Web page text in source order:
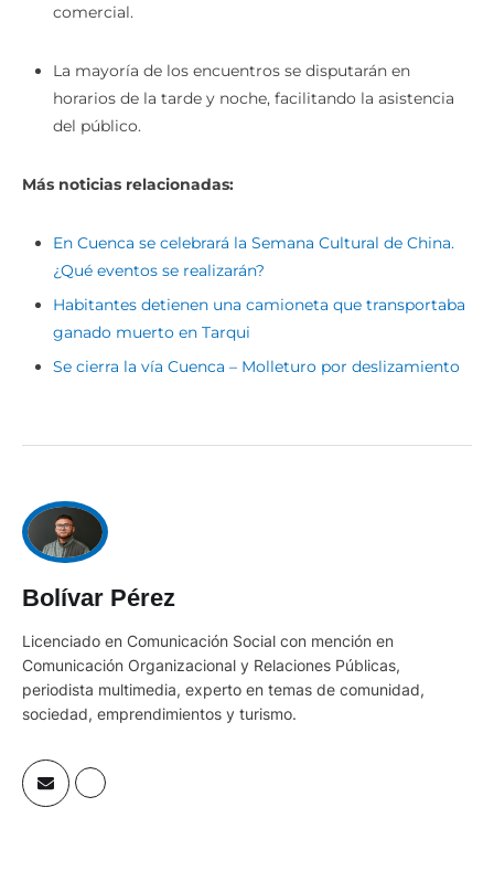
comercial.
La mayoría de los encuentros se disputarán en
horarios de la tarde y noche, facilitando la asistencia
del público.
Más noticias relacionadas:
En Cuenca se celebrará la Semana Cultural de China.
¿Qué eventos se realizarán?
Habitantes detienen una camioneta que transportaba
ganado muerto en Tarqui
Se cierra la vía Cuenca – Molleturo por deslizamiento
Bolívar Pérez
Licenciado en Comunicación Social con mención en
Comunicación Organizacional y Relaciones Públicas,
periodista multimedia, experto en temas de comunidad,
sociedad, emprendimientos y turismo.